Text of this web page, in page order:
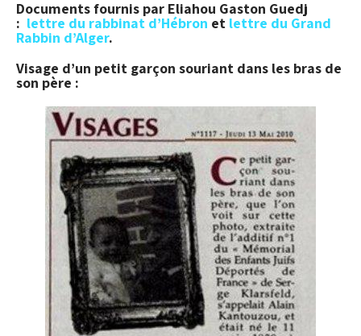
Documents fournis par Eliahou Gaston Guedj
: lettre du rabbinat d’Hébron et lettre du Grand
Rabbin d’Alger.
Visage d’un petit garçon souriant dans les bras de
son père :